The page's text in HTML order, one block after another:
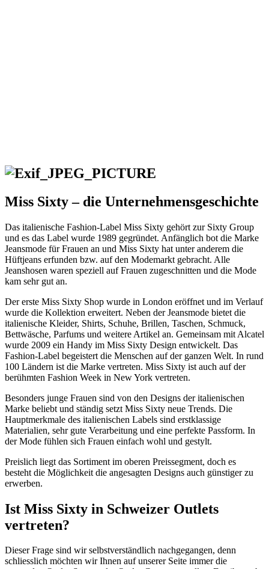
Miss Sixty – die Unternehmensgeschichte
Das italienische Fashion-Label Miss Sixty gehört zur Sixty Group
und es das Label wurde 1989 gegründet. Anfänglich bot die Marke
Jeansmode für Frauen an und Miss Sixty hat unter anderem die
Hüftjeans erfunden bzw. auf den Modemarkt gebracht. Alle
Jeanshosen waren speziell auf Frauen zugeschnitten und die Mode
kam sehr gut an.
Der erste Miss Sixty Shop wurde in London eröffnet und im Verlauf
wurde die Kollektion erweitert. Neben der Jeansmode bietet die
italienische Kleider, Shirts, Schuhe, Brillen, Taschen, Schmuck,
Bettwäsche, Parfums und weitere Artikel an. Gemeinsam mit Alcatel
wurde 2009 ein Handy im Miss Sixty Design entwickelt. Das
Fashion-Label begeistert die Menschen auf der ganzen Welt. In rund
100 Ländern ist die Marke vertreten. Miss Sixty ist auch auf der
berühmten Fashion Week in New York vertreten.
Besonders junge Frauen sind von den Designs der italienischen
Marke beliebt und ständig setzt Miss Sixty neue Trends. Die
Hauptmerkmale des italienischen Labels sind erstklassige
Materialien, sehr gute Verarbeitung und eine perfekte Passform. In
der Mode fühlen sich Frauen einfach wohl und gestylt.
Preislich liegt das Sortiment im oberen Preissegment, doch es
besteht die Möglichkeit die angesagten Designs auch günstiger zu
erwerben.
Ist Miss Sixty in Schweizer Outlets
vertreten?
Dieser Frage sind wir selbstverständlich nachgegangen, denn
schliesslich möchten wir Ihnen auf unserer Seite immer die